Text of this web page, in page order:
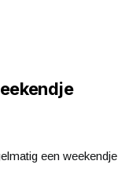
een weekendje